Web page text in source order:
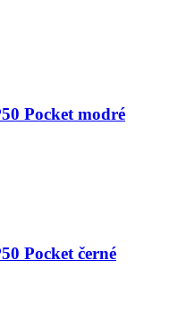
Pocket modré
Pocket černé